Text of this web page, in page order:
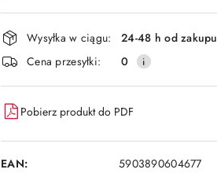
płatność
i
dostawa
Wysyłka w ciągu:
24-48 h od zakupu
Cena przesyłki:
0
Pobierz produkt do PDF
EAN: 5903890604677